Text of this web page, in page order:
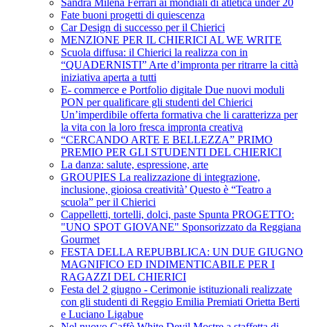
Sandra Milena Ferrari ai mondiali di atletica under 20
Fate buoni progetti di quiescenza
Car Design di successo per il Chierici
MENZIONE PER IL CHIERICI AL WE WRITE
Scuola diffusa: il Chierici la realizza con in
“QUADERNISTI” Arte d’impronta per ritrarre la città
iniziativa aperta a tutti
E- commerce e Portfolio digitale Due nuovi moduli
PON per qualificare gli studenti del Chierici
Un’imperdibile offerta formativa che li caratterizza per
la vita con la loro fresca impronta creativa
“CERCANDO ARTE E BELLEZZA” PRIMO
PREMIO PER GLI STUDENTI DEL CHIERICI
La danza: salute, espressione, arte
GROUPIES La realizzazione di integrazione,
inclusione, gioiosa creatività’ Questo è “Teatro a
scuola” per il Chierici
Cappelletti, tortelli, dolci, paste Spunta PROGETTO:
"UNO SPOT GIOVANE" Sponsorizzato da Reggiana
Gourmet
FESTA DELLA REPUBBLICA: UN DUE GIUGNO
MAGNIFICO ED INDIMENTICABILE PER I
RAGAZZI DEL CHIERICI
Festa del 2 giugno - Cerimonie istituzionali realizzate
con gli studenti di Reggio Emilia Premiati Orietta Berti
e Luciano Ligabue